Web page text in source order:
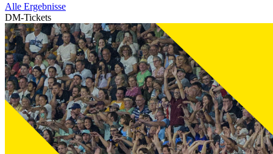
Alle Ergebnisse
DM-Tickets